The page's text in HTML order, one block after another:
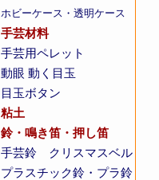
ホビーケース・透明ケース
手芸材料
手芸用ペレット
動眼 動く目玉
目玉ボタン
粘土
鈴・鳴き笛・押し笛
手芸鈴
クリスマスベル
プラスチック鈴・プラ鈴